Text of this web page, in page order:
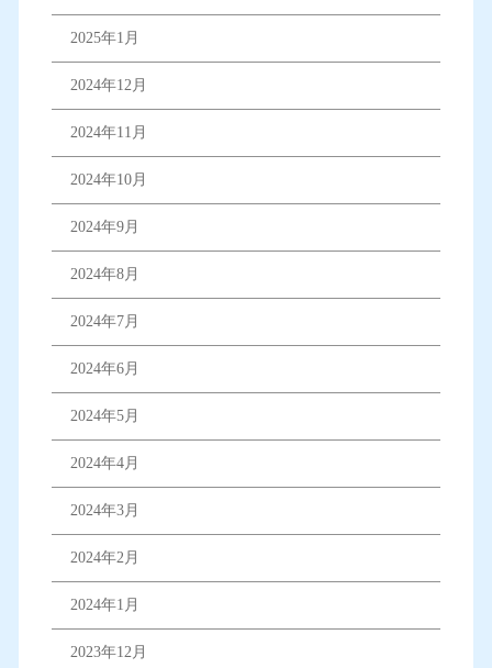
2025年1月
2024年12月
2024年11月
2024年10月
2024年9月
2024年8月
2024年7月
2024年6月
2024年5月
2024年4月
2024年3月
2024年2月
2024年1月
2023年12月